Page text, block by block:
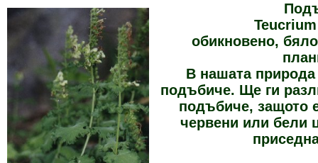
обикновено,
В нашата
подъбиче. Ще ги
подъбиче, защото
червени или бели